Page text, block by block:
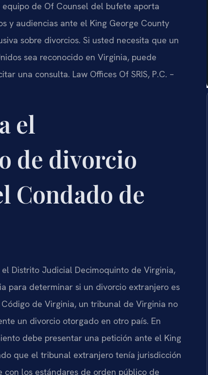
de Of Counsel del bufete aporta
y audiencias ante el King George County
sobre divorcios. Si usted necesita que un
sea reconocido en Virginia, puede
una consulta. Law Offices Of SRIS, P.C. –
el
de divorcio
Condado de
Distrito Judicial Decimoquinto de Virginia,
para determinar si un divorcio extranjero es
de Virginia, un tribunal de Virginia no
un divorcio otorgado en otro país. En
debe presentar una petición ante el King
que el tribunal extranjero tenía jurisdicción
los estándares de orden público de